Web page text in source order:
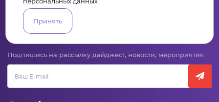
Сервис для некоммерческих организаций
и социальных предпринимателей
Подпишись на рассылку дайджест, новости, мероприятия
Принять